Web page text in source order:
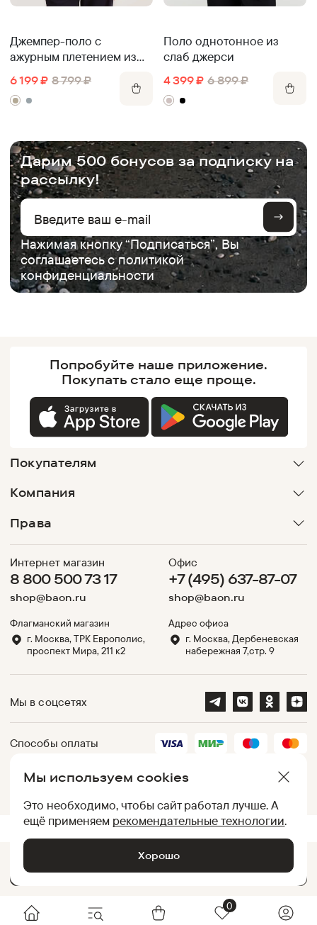
0
Джемпер-поло с
ажурным плетением из
6 199 ₽ 8 799 ₽
Поло однотонное из
слаб джерси
4 399 ₽ 6 899 ₽
Дарим 500 бонусов за подписку на
рассылку!
Нажимая кнопку “Подписаться”, Вы
соглашаетесь сполитикой
конфиденциальности
Мы используем cookies
Это необходимо, чтобы сайт работал лучше. А
ещё применяем рекомендательные технологии.
Хорошо
Попробуйте наше приложение.
Покупатьстало еще проще.
Покупателям
Компания
Права
Интернет магазин
8 800 500 73 17
shop@baon.ru
Флагманский магазин
г. Москва, ТРК Европолис,
проспект Мира, 211 к2
Офис
+7 (495) 637-87-07
shop@baon.ru
Адрес офиса
г. Москва, Дербеневская
набережная 7,стр. 9
Мы в соцсетях
Способы оплаты
Партнеры
UID:050012ACC9D3766A7F001DB502A2C90B
b0993c435c8f